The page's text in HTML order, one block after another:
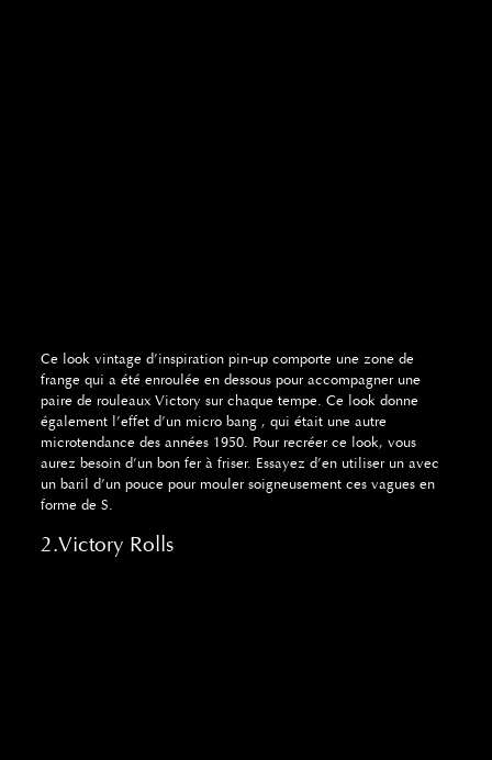
Ce look vintage d’inspiration pin-up comporte une zone de
frange qui a été enroulée en dessous pour accompagner une
paire de rouleaux Victory sur chaque tempe. Ce look donne
également l’effet d’un micro bang , qui était une autre
microtendance des années 1950. Pour recréer ce look, vous
aurez besoin d’un bon fer à friser. Essayez d’en utiliser un avec
un baril d’un pouce pour mouler soigneusement ces vagues en
forme de S.
2.Victory Rolls